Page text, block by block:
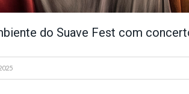
do Suave Fest com